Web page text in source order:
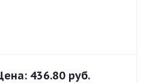
436.80 руб.